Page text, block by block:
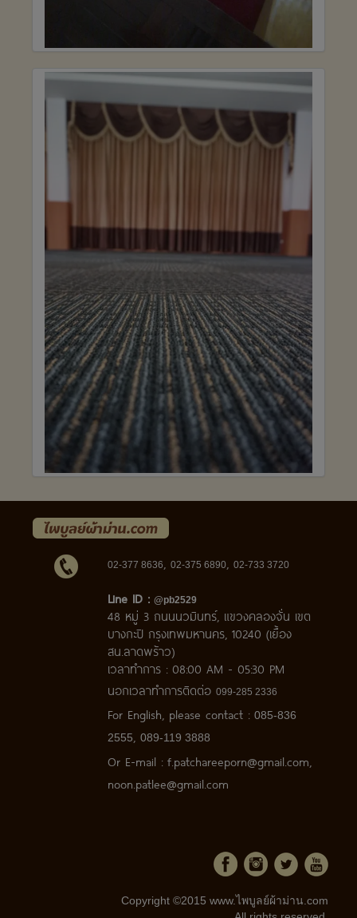
02-377 8636, 02-375 6890, 02-733 3720
Line ID : @pb2529
48 หมู่ 3 ถนนนวมินทร์, แขวงคลองจั่น เขต
บางกะปิ กรุงเทพมหานคร, 10240 (เยื้อง
สน.ลาดพร้าว)
เวลาทำการ : 08:00 AM - 05:30 PM
นอกเวลาทำการติดต่อ 099-285 2336
For English, please contact : 085-836
2555, 089-119 3888
Or E-mail : f.patchareeporn@gmail.com,
noon.patlee@gmail.com
Copyright ©2015 www.ไพบูลย์ผ้าม่าน.com